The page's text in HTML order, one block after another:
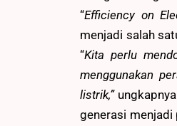
“Efficiency on
menjadi salah
“Kita perlu
menggunakan
listrik,”
generasi menjadi